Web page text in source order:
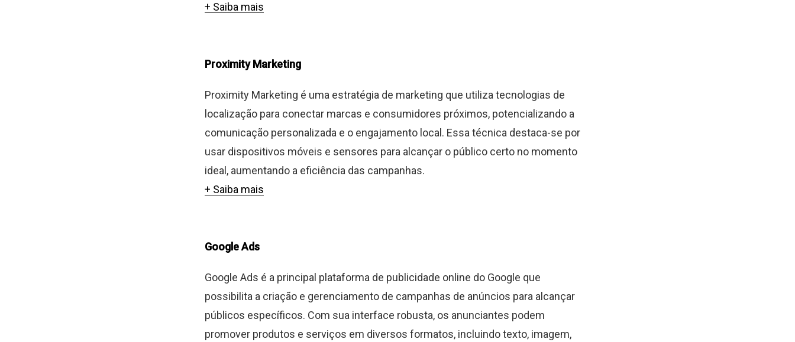
+ Saiba mais
Proximity Marketing
Proximity Marketing é uma estratégia de marketing que utiliza tecnologias de
localização para conectar marcas e consumidores próximos, potencializando a
comunicação personalizada e o engajamento local. Essa técnica destaca-se por
usar dispositivos móveis e sensores para alcançar o público certo no momento
ideal, aumentando a eficiência das campanhas.
+ Saiba mais
Google Ads
Google Ads é a principal plataforma de publicidade online do Google que
possibilita a criação e gerenciamento de campanhas de anúncios para alcançar
públicos específicos. Com sua interface robusta, os anunciantes podem
promover produtos e serviços em diversos formatos, incluindo texto, imagem,